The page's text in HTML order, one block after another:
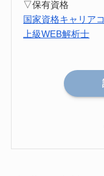
▽保有資格
国家資格キャリア
上級WEB解析士